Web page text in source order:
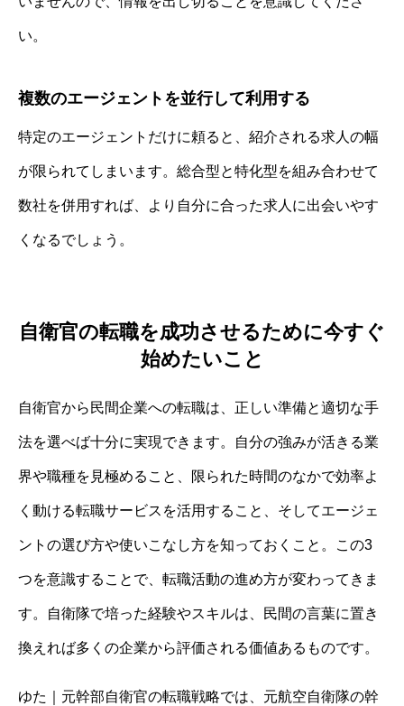
い。
複数のエージェントを並行して利用する
特定のエージェントだけに頼ると、紹介される求人の幅
が限られてしまいます。総合型と特化型を組み合わせて
数社を併用すれば、より自分に合った求人に出会いやす
くなるでしょう。
自衛官の転職を成功させるために今すぐ
始めたいこと
自衛官から民間企業への転職は、正しい準備と適切な手
法を選べば十分に実現できます。自分の強みが活きる業
界や職種を見極めること、限られた時間のなかで効率よ
く動ける転職サービスを活用すること、そしてエージェ
ントの選び方や使いこなし方を知っておくこと。この3
つを意識することで、転職活動の進め方が変わってきま
す。自衛隊で培った経験やスキルは、民間の言葉に置き
換えれば多くの企業から評価される価値あるものです。
ゆた｜元幹部自衛官の転職戦略では、元航空自衛隊の幹